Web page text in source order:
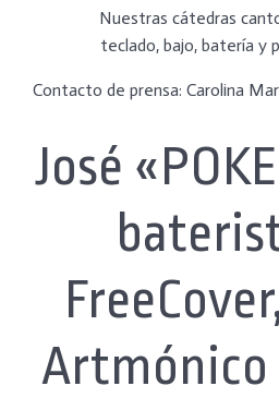
Nuestras cátedras
teclado, bajo, batería y
Contacto de prensa: Carolina
José